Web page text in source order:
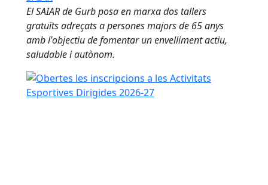
El SAIAR de Gurb posa en marxa dos tallers
gratuïts adreçats a persones majors de 65 anys
amb l'objectiu de fomentar un envelliment actiu,
saludable i autònom.